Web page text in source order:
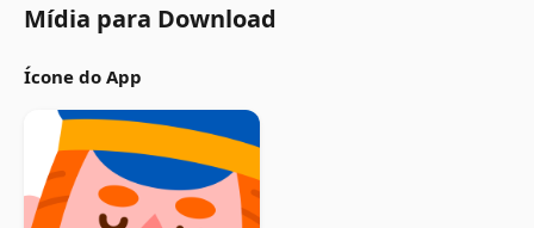
Mídia para Download
Ícone do App